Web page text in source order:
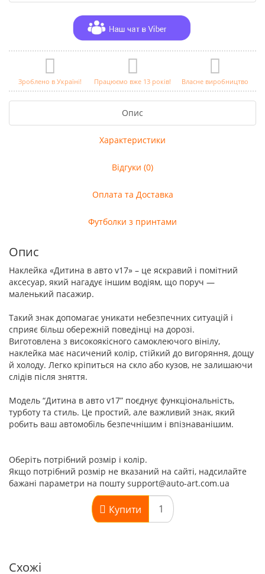
Зроблено в Україні! Працюємо вже 13 років! Власне виробництво
Опис
Характеристики
Відгуки (0)
Оплата та Доставка
Футболки з принтами
Опис
Наклейка «Дитина в авто v17» – це яскравий і помітний
аксесуар, який нагадує іншим водіям, що поруч —
маленький пасажир.
Такий знак допомагає уникати небезпечних ситуацій і
сприяє більш обережній поведінці на дорозі.
Виготовлена з високоякісного самоклеючого вінілу,
наклейка має насичений колір, стійкий до вигоряння, дощу
й холоду. Легко кріпиться на скло або кузов, не залишаючи
слідів після зняття.
Модель “Дитина в авто v17” поєднує функціональність,
турботу та стиль. Це простий, але важливий знак, який
робить ваш автомобіль безпечнішим і впізнаванішим.
Оберіть потрібний розмір і колір.
Якщо потрібний розмір не вказаний на сайті, надсилайте
бажані параметри на пошту support@auto-art.com.ua
Купити
Схожі